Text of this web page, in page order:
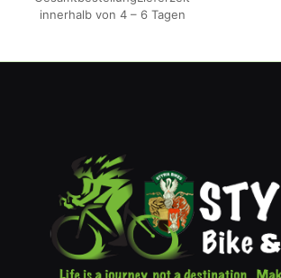
innerhalb von 4 – 6 Tagen